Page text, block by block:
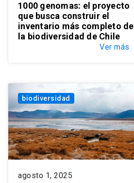
1000 genomas: el proyecto
que busca construir el
inventario más completo de
la biodiversidad de Chile
Ver más
biodiversidad
agosto 1, 2025